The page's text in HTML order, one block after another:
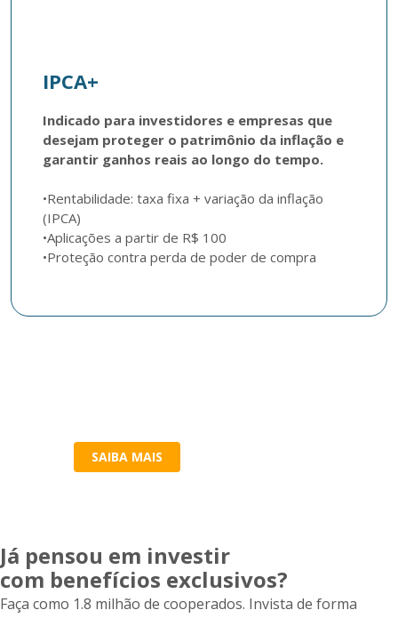
IPCA+
Indicado para investidores e empresas que
desejam proteger o patrimônio da inflação e
garantir ganhos reais ao longo do tempo.
•Rentabilidade: taxa fixa + variação da inflação
(IPCA)
•Aplicações a partir de R$ 100
SAIBA MAIS
Já pensou em investir
com benefícios exclusivos?
Faça como 1.8 milhão de cooperados. Invista de forma